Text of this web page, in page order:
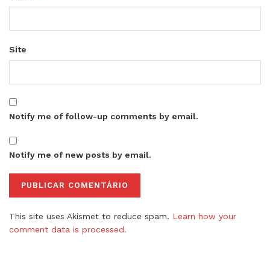
Site
Notify me of follow-up comments by email.
Notify me of new posts by email.
This site uses Akismet to reduce spam. Learn how your
comment data is processed.